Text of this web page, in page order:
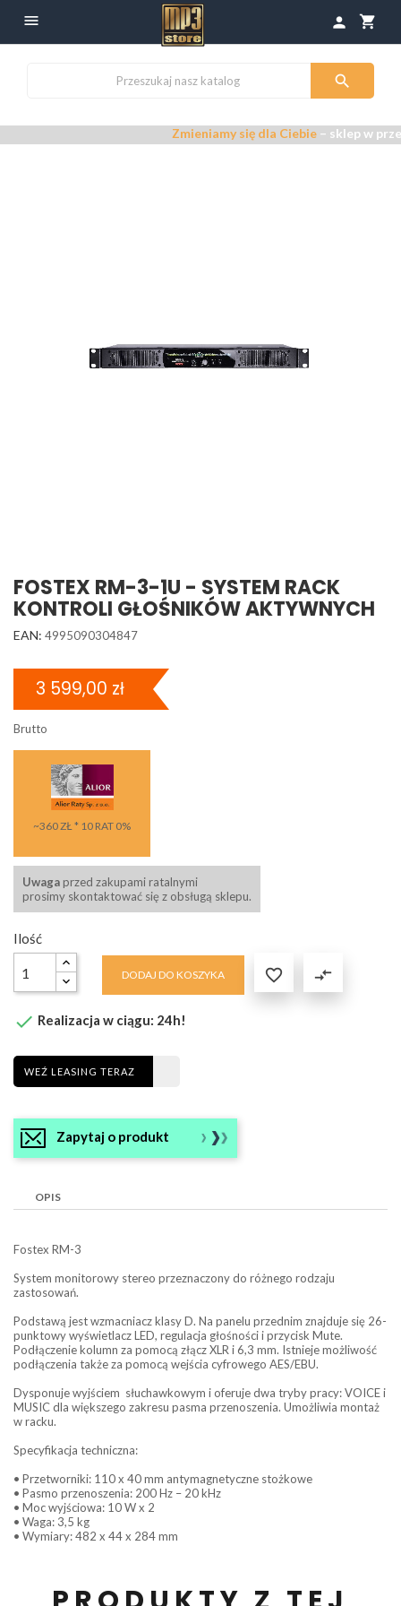
 shopping_cart
person

Zmieniamy się dla Ciebie– sklep w
FOSTEX RM-3-1U - SYSTEM RACK
KONTROLI GŁOŚNIKÓW AKTYWNYCH
EAN: 4995090304847
3 599,00 zł
Brutto
~360 ZŁ * 10 RAT 0%
Uwaga przed zakupami ratalnymi
prosimy skontaktować się z obsługą sklepu.
Ilość
DODAJ DO KOSZYKA  compare_arrows
 Realizacja w ciągu: 24h!
WEŹ LEASING TERAZ
Zapytaj o produkt
OPIS
Fostex RM-3
System monitorowy stereo przeznaczony do różnego rodzaju
zastosowań.
Podstawą jest wzmacniacz klasy D. Na panelu przednim znajduje się 26-
punktowy wyświetlacz LED, regulacja głośności i przycisk Mute.
Podłączenie kolumn za pomocą złącz XLR i 6,3 mm. Istnieje możliwość
podłączenia także za pomocą wejścia cyfrowego AES/EBU.
Dysponuje wyjściem słuchawkowym i oferuje dwa tryby pracy: VOICE i
MUSIC dla większego zakresu pasma przenoszenia. Umożliwia montaż
w racku.
Specyfikacja techniczna:
• Przetworniki: 110 x 40 mm antymagnetyczne stożkowe
• Pasmo przenoszenia: 200 Hz – 20 kHz
• Moc wyjściowa: 10 W x 2
• Waga: 3,5 kg
• Wymiary: 482 x 44 x 284 mm